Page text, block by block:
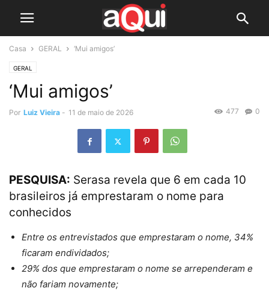
Casa GERAL ‘Mui amigos’
GERAL
‘Mui amigos’
Por Luiz Vieira - 11 de maio de 2026 0
477
PESQUISA: Serasa revela que 6 em cada 10
brasileiros já emprestaram o nome para
conhecidos
Entre os entrevistados que emprestaram o nome, 34%
ficaram endividados;
29% dos que emprestaram o nome se arrependeram e
não fariam novamente;